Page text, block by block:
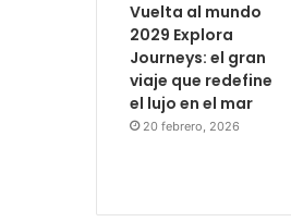
Vuelta al mundo
2029 Explora
Journeys: el gran
viaje que redefine
el lujo en el mar
20 febrero, 2026